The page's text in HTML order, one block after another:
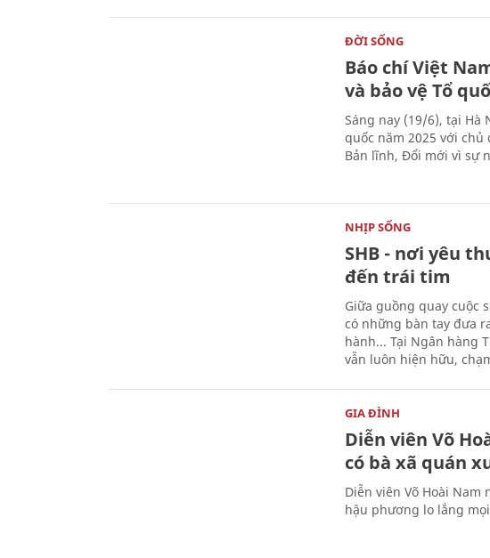
ĐỜI SỐNG
Báo chí Việt
và bảo vệ Tổ
Sáng nay (19/6), tại Hà
quốc năm 2025 với chủ
Bản lĩnh, Đổi mới vì sự
NHỊP SỐNG
SHB - nơi yêu
đến trái tim
Giữa guồng quay cuộc
có những bàn tay đưa
hành... Tại Ngân hàng
vẫn luôn hiện hữu,
GIA ĐÌNH
Diễn viên Võ
có bà xã quán
Diễn viên Võ Hoài
hậu phương lo lắng